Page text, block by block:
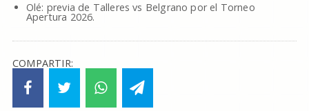
Olé: previa de Talleres vs Belgrano por el Torneo
Apertura 2026.
COMPARTIR: